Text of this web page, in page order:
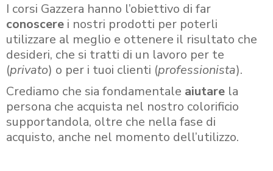
I corsi Gazzera hanno l’obiettivo di far
conoscere i nostri prodotti per poterli
utilizzare al meglio e ottenere il risultato che
desideri, che si tratti di un lavoro per te
(privato) o per i tuoi clienti (professionista).
Crediamo che sia fondamentale aiutare la
persona che acquista nel nostro colorificio
supportandola, oltre che nella fase di
acquisto, anche nel momento dell’utilizzo.